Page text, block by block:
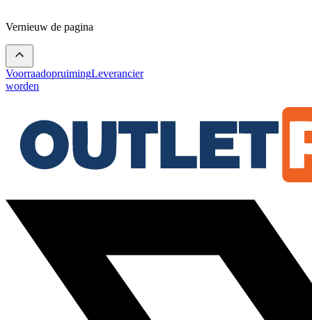
Vernieuw de pagina
VoorraadopruimingLeverancier
worden